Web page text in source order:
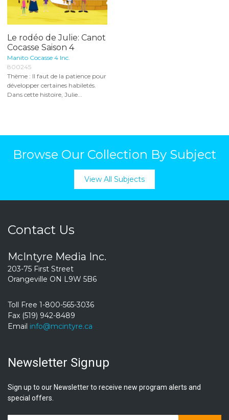
Le rodéo de Julie: Canot
Cocasse Saison 4
Manito Cocasse 4 Inc.
800245
Thème : Il faut de la patience pour
développer certaines habiletés.
Dans cette histoire, Julie...
Browse Our Collection By Subject
View All Subjects
Contact Us
McIntyre Media Inc.
203-75 First Street
Orangeville ON L9W 5B6
Toll Free 1-800-565-3036
Fax (519) 942-8489
Email info@mcintyre.ca
Newsletter Signup
Sign up to our Newsletter to receive new program alerts and
special offers.